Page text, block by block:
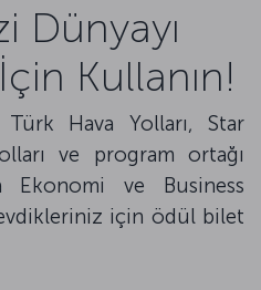
Dünyayı
Kullanın!
Hava Yolları, Star
ve program ortağı
Ekonomi ve Business
için ödül bilet